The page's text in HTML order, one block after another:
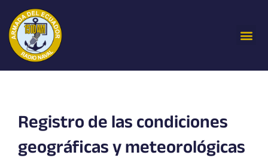
contenido
Registro de las condiciones
geográficas y meteorológicas